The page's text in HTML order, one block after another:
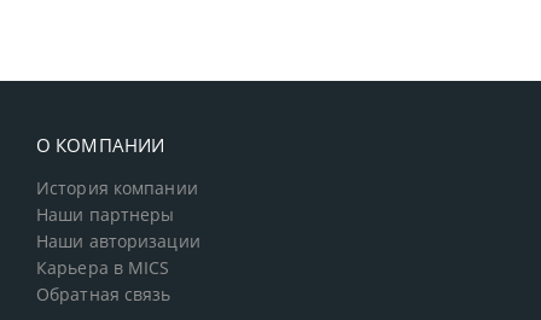
О КОМПАНИИ
История компании
Наши партнеры
Наши авторизации
Карьера в MICS
Обратная связь